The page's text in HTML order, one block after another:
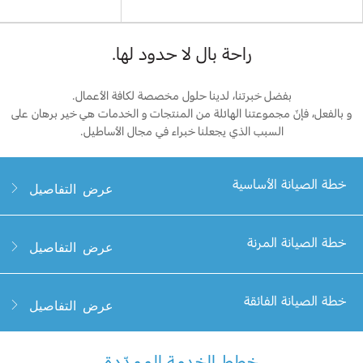
راحة بال لا حدود لها.
بفضل خبرتنا، لدينا حلول مخصصة لكافة الأعمال.
و بالفعل، فإنّ مجموعتنا الهائلة من المنتجات و الخدمات هي خير برهان على
السبب الذي يجعلنا خبراء في مجال الأساطيل.
خطة الصيانة الأساسية عرض التفاصيل
خطة الصيانة الأساسية من "فورد بروتكت"
الخطة الأكثر ملاءمة بتكلفة معقولة والتي تشمل
معظم أجزاء الصيانة الأساسية مثل تغيير الزيت
والفلتر و تدوير العجلات و المعاينات متعددة
خطة الصيانة المرنة عرض التفاصيل
خطة الصيانة المرنة من "فورد بروتكت"
يمكنك القيادة بثقة مع خطة الصيانة المرنة التي
خطة الصيانة الفائقة عرض التفاصيل